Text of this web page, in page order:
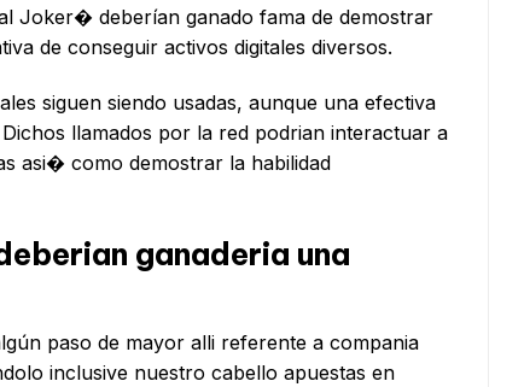
Joker� deberían ganado fama de demostrar
de conseguir activos digitales diversos.
siguen siendo usadas, aunque una efectiva
llamados por la red podrian interactuar a
asi� como demostrar la habilidad
ganaderia una
paso de mayor alli referente a compania
inclusive nuestro cabello apuestas en